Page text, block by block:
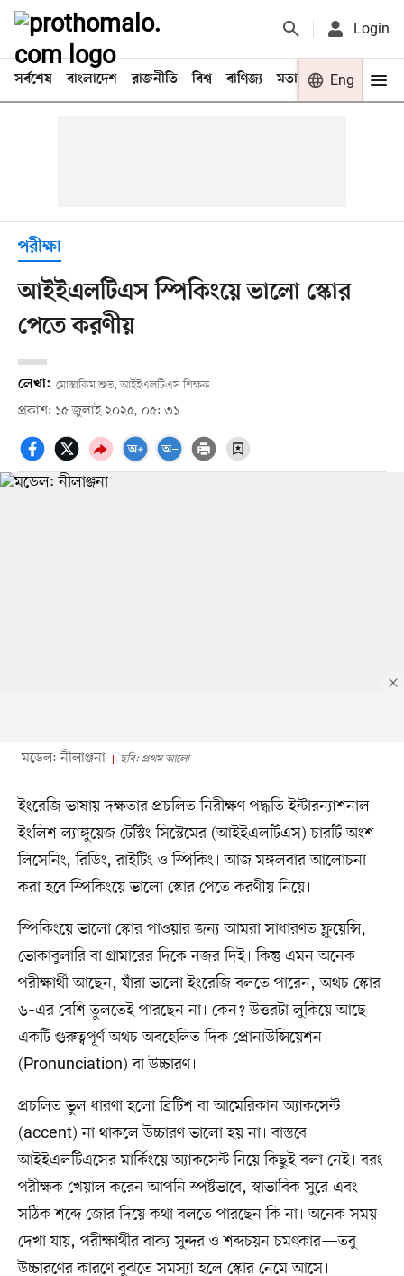
Login
সর্বশেষ বাংলাদেশ রাজনীতি বিশ্ব বাণিজ্য মতামত খেলা
Eng
পরীক্ষা
আইইএলটিএস স্পিকিংয়ে ভালো স্কোর
পেতে করণীয়
লেখা: মোস্তাকিম শুভ, আইইএলটিএস শিক্ষক
প্রকাশ: ১৫ জুলাই ২০২৫, ০৫: ৩১
মডেল: নীলাঞ্জনা ছবি: প্রথম আলো
ইংরেজি ভাষায় দক্ষতার প্রচলিত নিরীক্ষণ পদ্ধতি ইন্টারন্যাশনাল
ইংলিশ ল্যাঙ্গুয়েজ টেস্টিং সিস্টেমের (আইইএলটিএস) চারটি অংশ
লিসেনিং, রিডিং, রাইটিং ও স্পিকিং। আজ মঙ্গলবার আলোচনা
করা হবে স্পিকিংয়ে ভালো স্কোর পেতে করণীয় নিয়ে।
স্পিকিংয়ে ভালো স্কোর পাওয়ার জন্য আমরা সাধারণত ফ্লুয়েন্সি,
ভোকাবুলারি বা গ্রামারের দিকে নজর দিই। কিন্তু এমন অনেক
পরীক্ষার্থী আছেন, যাঁরা ভালো ইংরেজি বলতে পারেন, অথচ স্কোর
৬–এর বেশি তুলতেই পারছেন না। কেন? উত্তরটা লুকিয়ে আছে
একটি গুরুত্বপূর্ণ অথচ অবহেলিত দিক প্রোনাউন্সিয়েশন
(Pronunciation) বা উচ্চারণ।
প্রচলিত ভুল ধারণা হলো ব্রিটিশ বা আমেরিকান অ্যাকসেন্ট
(accent) না থাকলে উচ্চারণ ভালো হয় না। বাস্তবে
আইইএলটিএসের মার্কিংয়ে অ্যাকসেন্ট নিয়ে কিছুই বলা নেই। বরং
পরীক্ষক খেয়াল করেন আপনি স্পষ্টভাবে, স্বাভাবিক সুরে এবং
সঠিক শব্দে জোর দিয়ে কথা বলতে পারছেন কি না। অনেক সময়
দেখা যায়, পরীক্ষার্থীর বাক্য সুন্দর ও শব্দচয়ন চমৎকার—তবু
উচ্চারণের কারণে বুঝতে সমস্যা হলে স্কোর নেমে আসে।